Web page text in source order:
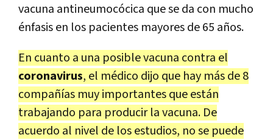
vacuna antineumocócica que se da con mucho
énfasis en los pacientes mayores de 65 años.
En cuanto a una posible vacuna contra el
coronavirus, el médico dijo que hay más de 8
compañías muy importantes que están
trabajando para producir la vacuna. De
acuerdo al nivel de los estudios, no se puede